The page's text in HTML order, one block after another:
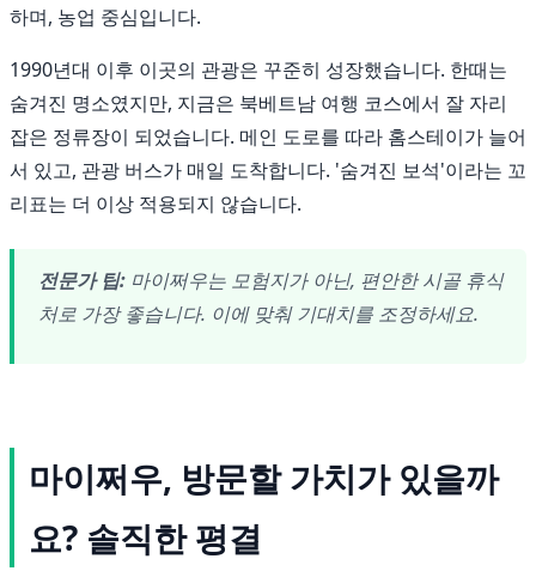
하며, 농업 중심입니다.
1990년대 이후 이곳의 관광은 꾸준히 성장했습니다. 한때는
숨겨진 명소였지만, 지금은 북베트남 여행 코스에서 잘 자리
잡은 정류장이 되었습니다. 메인 도로를 따라 홈스테이가 늘어
서 있고, 관광 버스가 매일 도착합니다. '숨겨진 보석'이라는 꼬
리표는 더 이상 적용되지 않습니다.
전문가 팁: 마이쩌우는 모험지가 아닌, 편안한 시골 휴식
처로 가장 좋습니다. 이에 맞춰 기대치를 조정하세요.
마이쩌우, 방문할 가치가 있을까
요? 솔직한 평결